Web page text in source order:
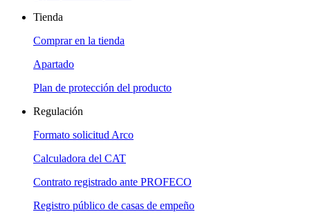
Tienda
Comprar en la tienda
Apartado
Plan de protección del producto
Regulación
Formato solicitud Arco
Calculadora del CAT
Contrato registrado ante PROFECO
Registro público de casas de empeño